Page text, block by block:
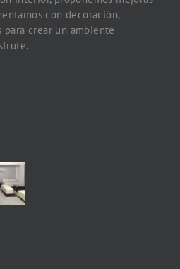
con decoración,
para crear un ambiente